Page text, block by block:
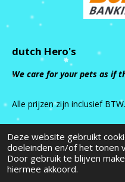
Deze website gebruikt
doeleinden en/of het tonen
Door gebruik te blijven
hiermee akkoord.
dutch Hero's
We care for your pets as if
Alle prijzen zijn inclusief BTW.
Alle rechten van
site liggen bij dutch Hero’s